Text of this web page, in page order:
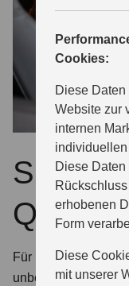
Cookies:
Diese
Website zur
internen
Diese
erhobenen
Form
Diese
mit unserer
Suzuki
Für
unbedingt